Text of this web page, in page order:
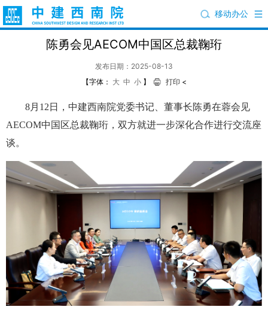
移动办公
陈勇会见AECOM中国区总裁鞠珩
发布日期：2025-08-13
【字体： 大 中 小 】 打印 <
8月12日，中建西南院党委书记、董事长陈勇在蓉会见
AECOM中国区总裁鞠珩，双方就进一步深化合作进行交流座
谈。